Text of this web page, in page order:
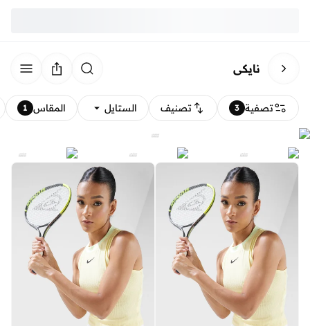
نايكي
تصفية 3 تصنيف الستايل المقاس 1